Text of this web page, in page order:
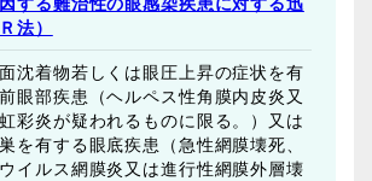
法）
沈着物若しくは眼圧上昇の症状を有
眼部疾患（ヘルペス性角膜内皮炎又
彩炎が疑われるものに限る。）又は
を有する眼底疾患（急性網膜壊死、
イルス網膜炎又は進行性網膜外層壊